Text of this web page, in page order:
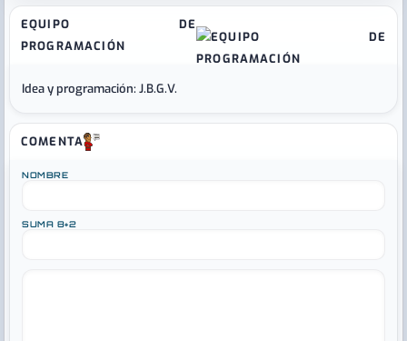
EQUIPO DE
PROGRAMACIÓN
Idea y programación: J.B.G.V.
COMENTA
NOMBRE
SUMA 8+2